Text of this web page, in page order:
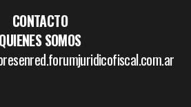
CONTACTO
QUIENES SOMOS